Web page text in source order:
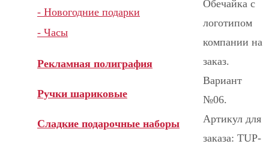
Обечайка с
логотипом
компании на
заказ.
Вариант
№06.
Артикул для
заказа: TUP-
- Новогодние подарки
- Часы
Рекламная полиграфия
Ручки шариковые
Сладкие подарочные наборы